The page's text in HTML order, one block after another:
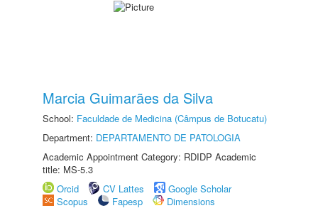
Marcia Guimarães da Silva
School: Faculdade de Medicina (Câmpus de Botucatu)
Department: DEPARTAMENTO DE PATOLOGIA
Academic Appointment Category: RDIDP Academic
title: MS-5.3
Orcid
CV Lattes
Google Scholar
Scopus
Fapesp
Dimensions